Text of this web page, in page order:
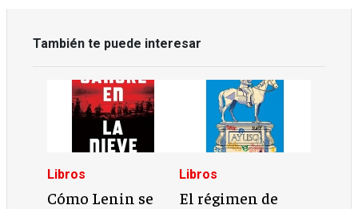
También te puede interesar
Libros
Cómo Lenin se
Libros
El régimen de